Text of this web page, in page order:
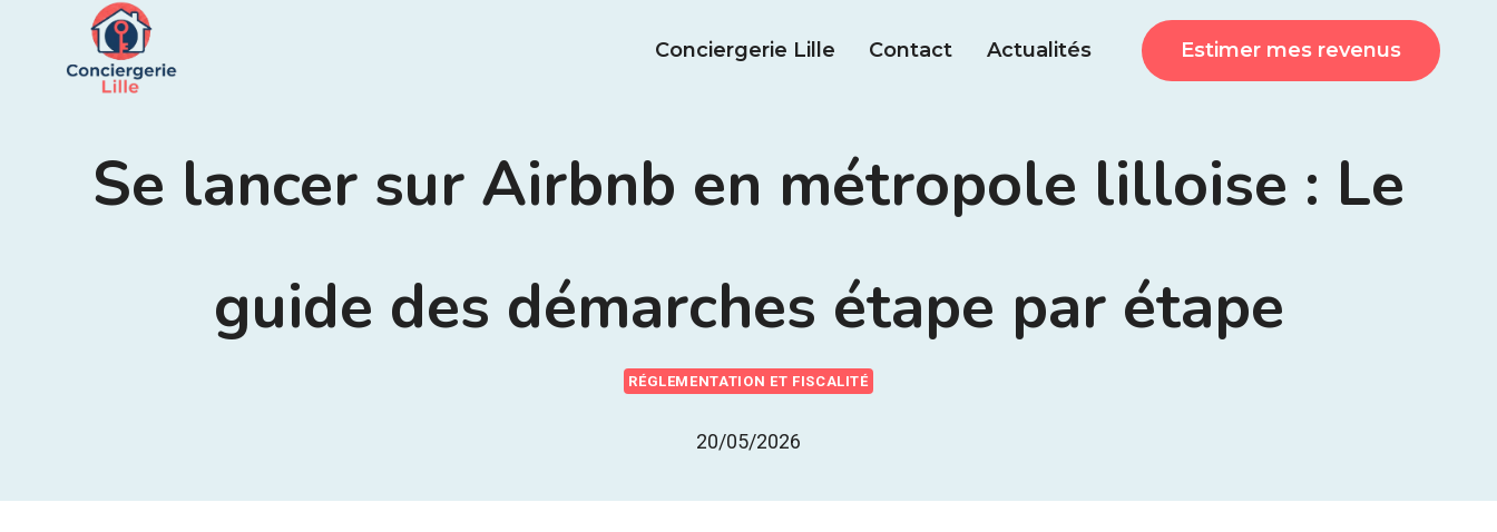
contenu
Conciergerie Lille Contact Actualités Estimer mes revenus
Se lancer sur Airbnb en métropole lilloise : Le
guide des démarches étape par étape
RÉGLEMENTATION ET FISCALITÉ
20/05/2026